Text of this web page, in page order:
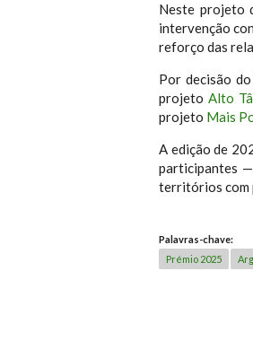
Neste projeto
intervenção
reforço das
Por decisão
projetoAlto
projeto Mais
A edição de
participantes
territórios com
Palavras-chave:
Prémio 2025